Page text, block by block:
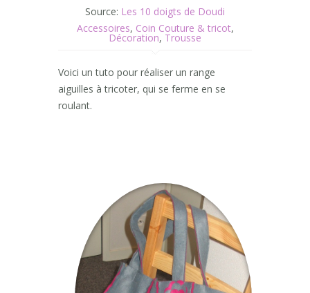
Source: Les 10 doigts de Doudi
Accessoires, Coin Couture & tricot,
Décoration, Trousse
Voici un tuto pour réaliser un range
aiguilles à tricoter, qui se ferme en se
roulant.